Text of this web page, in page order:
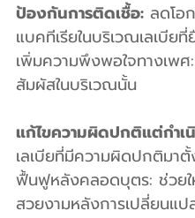
ป้องกันการติดเชื้อ: ลดโอ
แบคทีเรียในบริเวณเลเบียที่
เพิ่มความพึงพอใจทางเพ
สัมผัสในบริเวณนั้น
แก้ไขความผิดปกติแต่กำเ
เลเบียที่มีความผิดปกติมา
ฟื้นฟูหลังคลอดบุตร: ช่วยใ
สวยงามหลังการเปลี่ยนแ